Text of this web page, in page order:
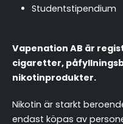
Studentstipendium
Vapenation AB är
cigaretter,
nikotinprodukter.
Nikotin är starkt
endast köpas av